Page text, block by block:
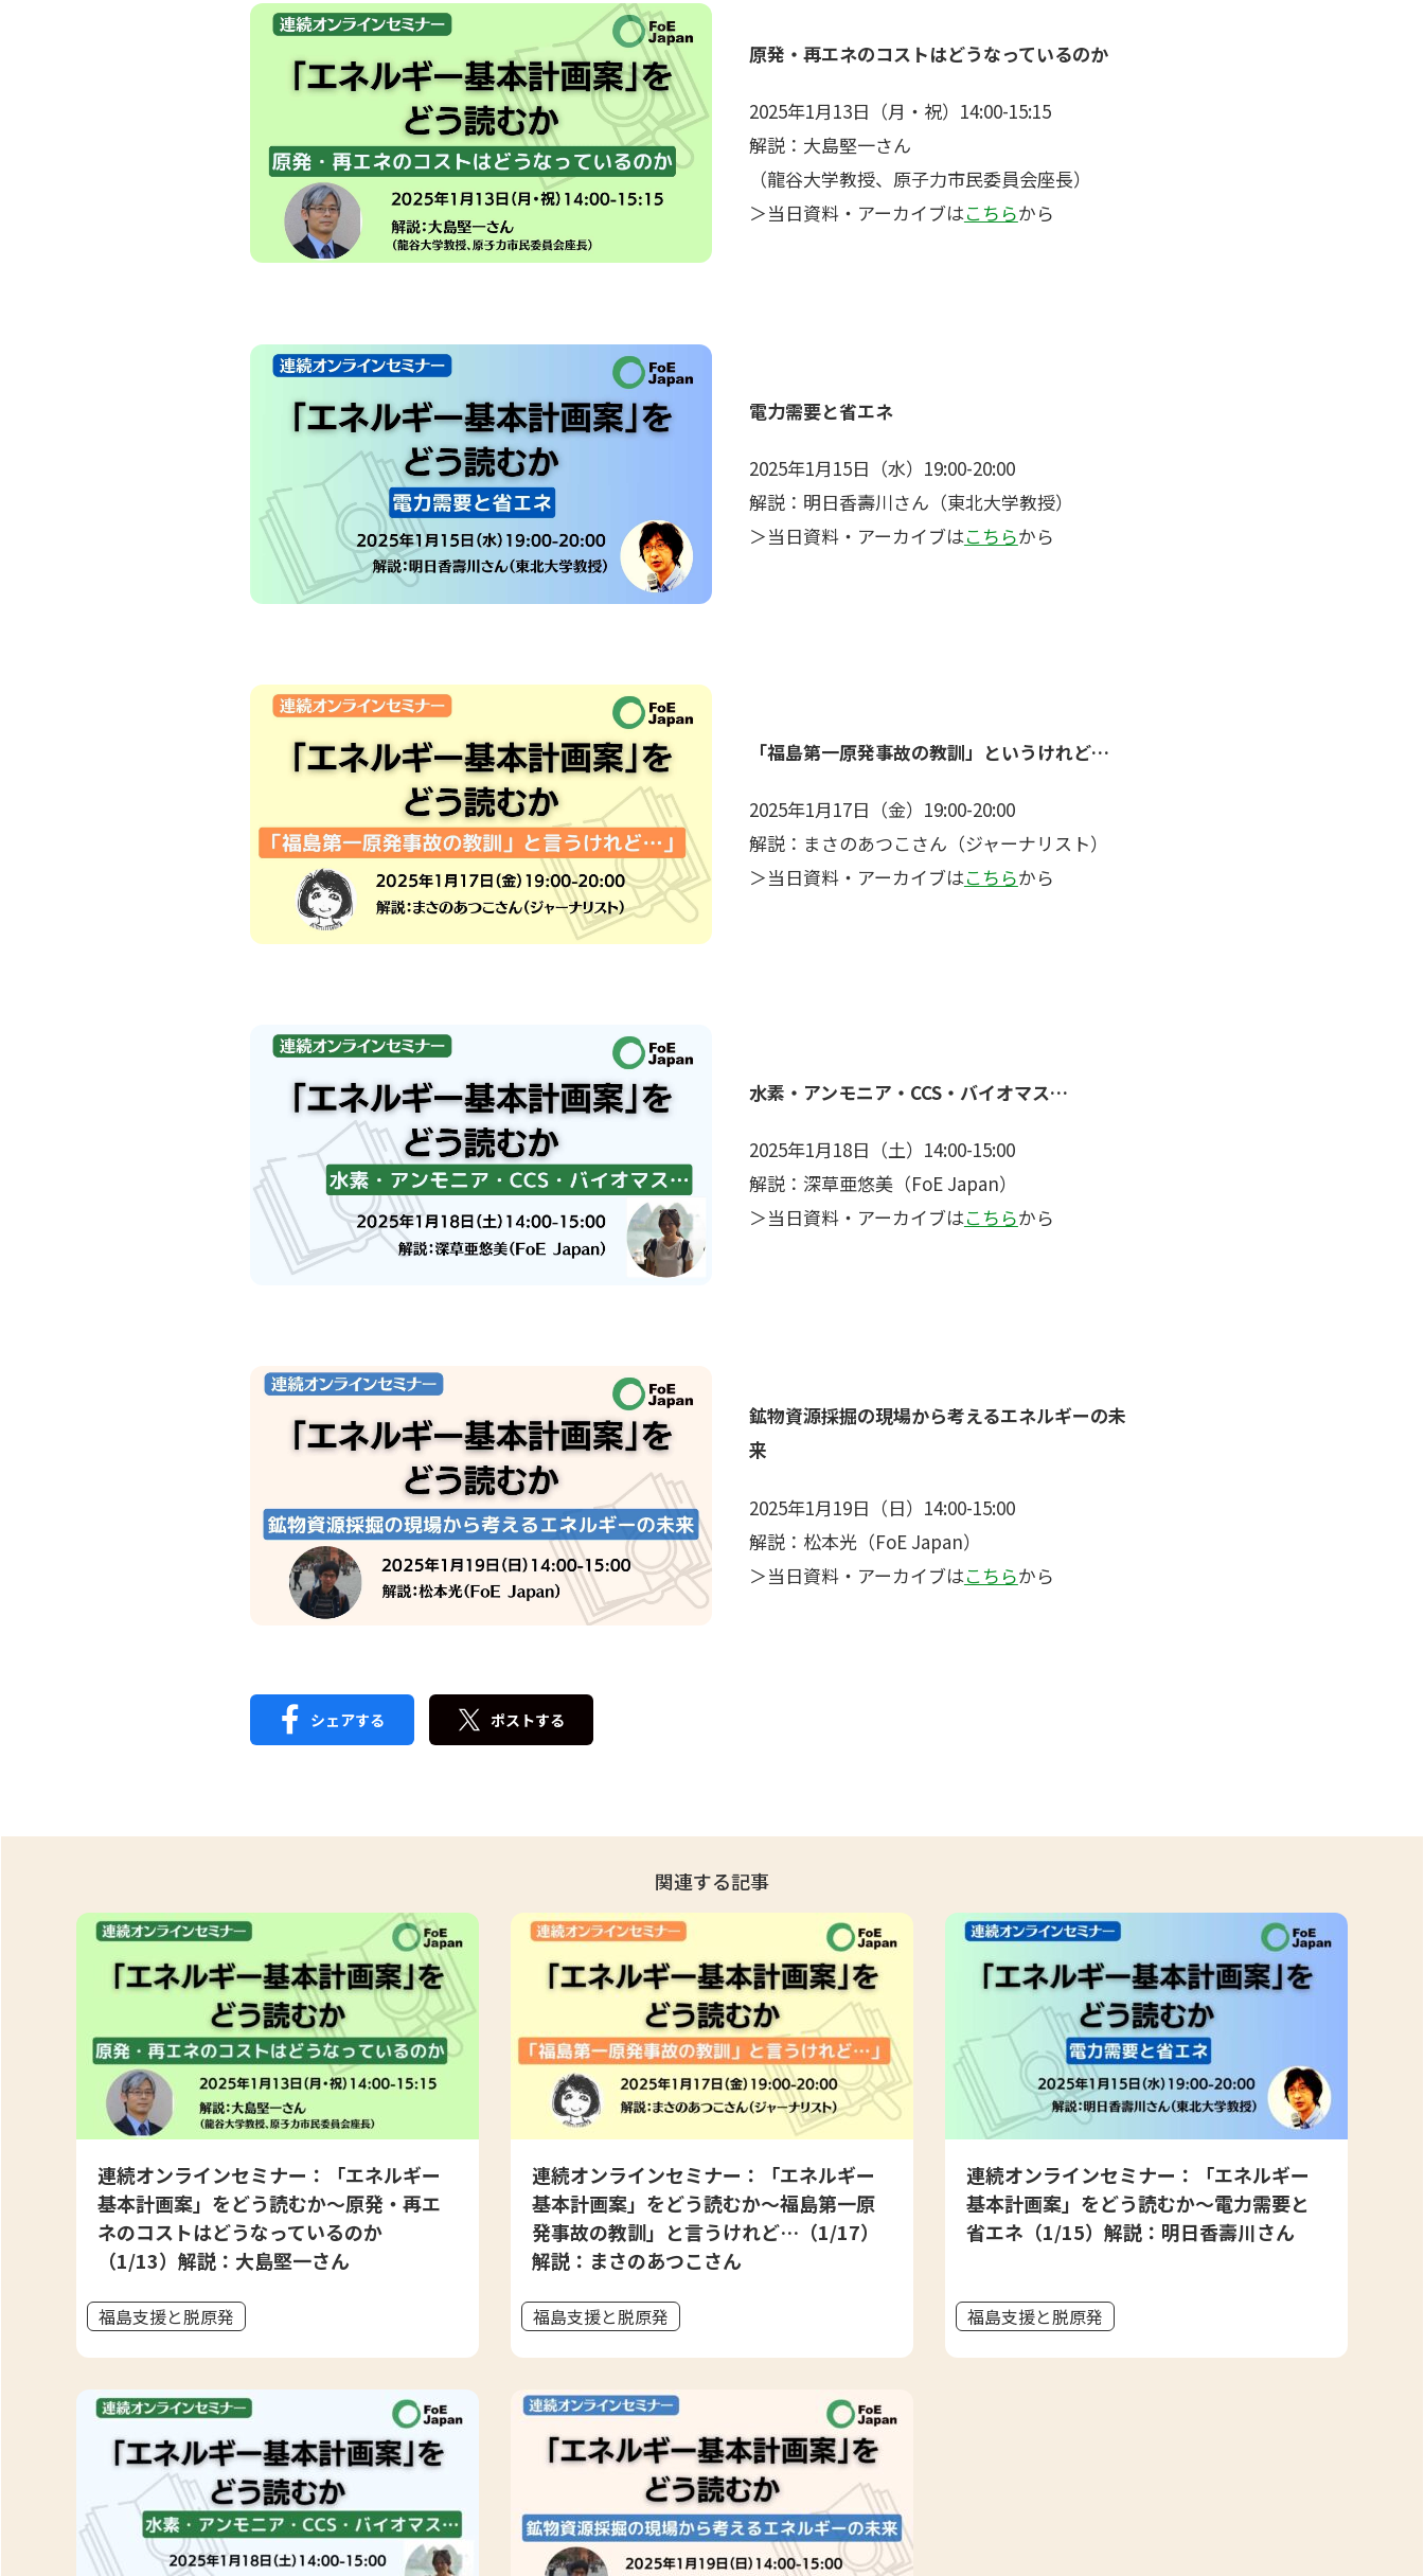
原発・再エネのコストはどうなっているのか
2025年1月13日（月・祝）14:00-15:15
解説：大島堅一さん
（龍谷大学教授、原子力市民委員会座長）
＞当日資料・アーカイブはこちらから
電力需要と省エネ
2025年1月15日（水）19:00-20:00
解説：明日香壽川さん（東北大学教授）
＞当日資料・アーカイブはこちらから
「福島第一原発事故の教訓」というけれど…
2025年1月17日（金）19:00-20:00
解説：まさのあつこさん（ジャーナリスト）
＞当日資料・アーカイブはこちらから
水素・アンモニア・CCS・バイオマス…
2025年1月18日（土）14:00-15:00
解説：深草亜悠美（FoE Japan）
＞当日資料・アーカイブはこちらから
鉱物資源採掘の現場から考えるエネルギーの未
来
2025年1月19日（日）14:00-15:00
解説：松本光（FoE Japan）
＞当日資料・アーカイブはこちらから
シェアする ポストする
関連する記事
連続オンラインセミナー：「エネルギー
基本計画案」をどう読むか～原発・再エ
ネのコストはどうなっているのか
（1/13）解説：大島堅一さん
福島支援と脱原発
連続オンラインセミナー：「エネルギー
基本計画案」をどう読むか～福島第一原
発事故の教訓」と言うけれど…（1/17）
解説：まさのあつこさん
福島支援と脱原発
連続オンラインセミナー：「エネルギー
基本計画案」をどう読むか～電力需要と
省エネ（1/15）解説：明日香壽川さん
福島支援と脱原発